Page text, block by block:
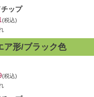
ップ
税込
ア形/ブラック色
税込